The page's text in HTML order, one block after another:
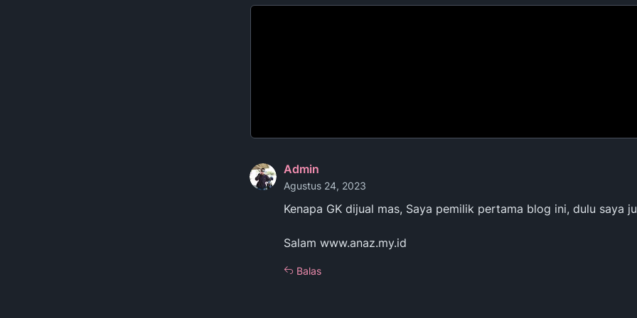
Admin
Agustus 24, 2023
Kenapa GK dijual mas, Saya pemilik pertama blog ini, dulu saya
Salam www.anaz.my.id
Balas